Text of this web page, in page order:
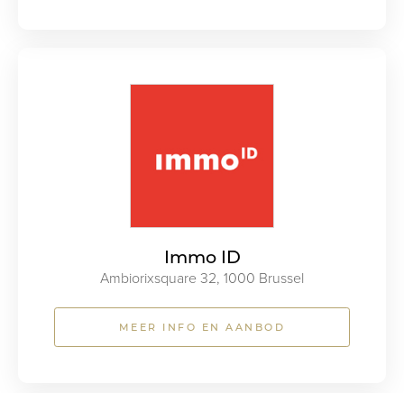
Immo ID
Ambiorixsquare 32, 1000 Brussel
MEER INFO EN AANBOD